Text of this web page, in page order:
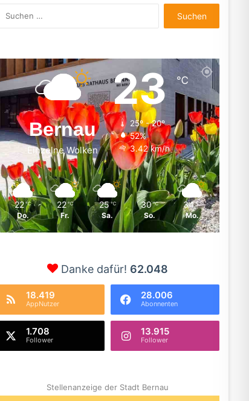
nach:
Bernau
Einzelne Wolken
23℃
25º - 20º
52%
3.42 km/h
22 ℃
Do.
22 ℃
Fr.
25 ℃
Sa.
30 ℃
So.
34 ℃
Mo.
Danke dafür! 62.048
18.419
AppNutzer
28.006
Abonnenten
1.708
Follower
13.915
Follower
Stellenanzeige der Stadt Bernau